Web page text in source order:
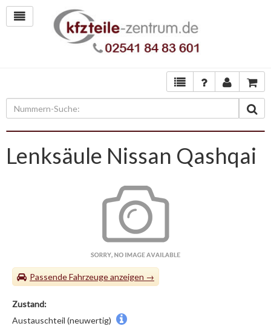
Lenksäule Nissan Qashqai
Passende Fahrzeuge
Zustand:
Austauschteil (neuwertig)